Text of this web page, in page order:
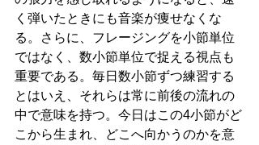
く弾いたときにも音楽が痩せなくな
る。さらに、フレージングを小節単位
ではなく、数小節単位で捉える視点も
重要である。毎日数小節ずつ練習する
とはいえ、それらは常に前後の流れの
中で意味を持つ。今日はこの4小節がど
こから生まれ、どこへ向かうのかを意